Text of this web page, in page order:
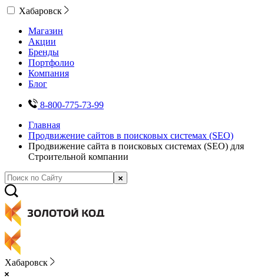
Хабаровск
Магазин
Акции
Бренды
Портфолио
Компания
Блог
8-800-775-73-99
Главная
Продвижение сайтов в поисковых системах (SEO)
Продвижение сайта в поисковых системах (SEO) для
Строительной компании
Хабаровск